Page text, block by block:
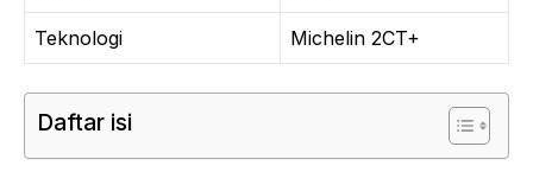
Teknologi Michelin 2CT+
Daftar isi